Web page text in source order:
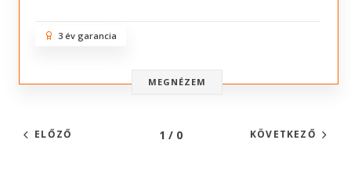
3 év garancia
MEGNÉZEM
ELŐZŐ 1 / 0 KÖVETKEZŐ